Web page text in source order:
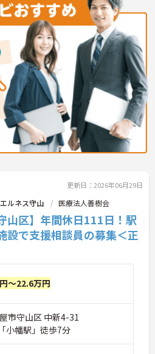
心♪
しい待遇です。
が整っています♪
すさも魅力！
しながら働ける環境で
数が充実 ・日勤中心の
い
休暇など各種制度が整
切にしながら長く活躍
社会福祉法人
業を継続
も充実
ャリア形成を目指せま
がいある仕事
ったりの環境です。
者の生活をサポート
も展開
地域を支援
がら働ける職場です♪
る環境！
更新日：2026年06月29日
ルネス守山 医療法人善樹会
山区】年間休日111日！駅
で支援相談員の募集＜正
～22.6万円
市守山区 中新4-31
小幡駅」徒歩7分